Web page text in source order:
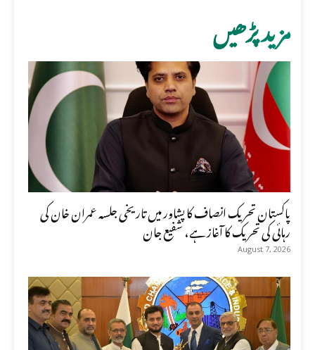
مزید پڑھیں
پاکستان تحریک انصاف کا پشاور میں تاریخی جلسہ عمران خان کی
رہائی کی تحریک کا آغاز ہے، شفیع جان
August 7, 2026